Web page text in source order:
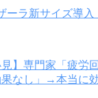
ーラ新サイズ導